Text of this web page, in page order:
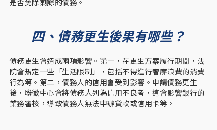
是否免除剩餘的債務。
四、債務更生後果有哪些？
債務更生會造成兩項影響。第一，在更生方案履行期間，法
院會規定一些「生活限制」，包括不得進行奢靡浪費的消費
行為等。第二，債務人的信用會受到影響。申請債務更生
後，聯徵中心會將債務人列為信用不良者，這會影響銀行的
業務審核，導致債務人無法申辦貸款或信用卡等。